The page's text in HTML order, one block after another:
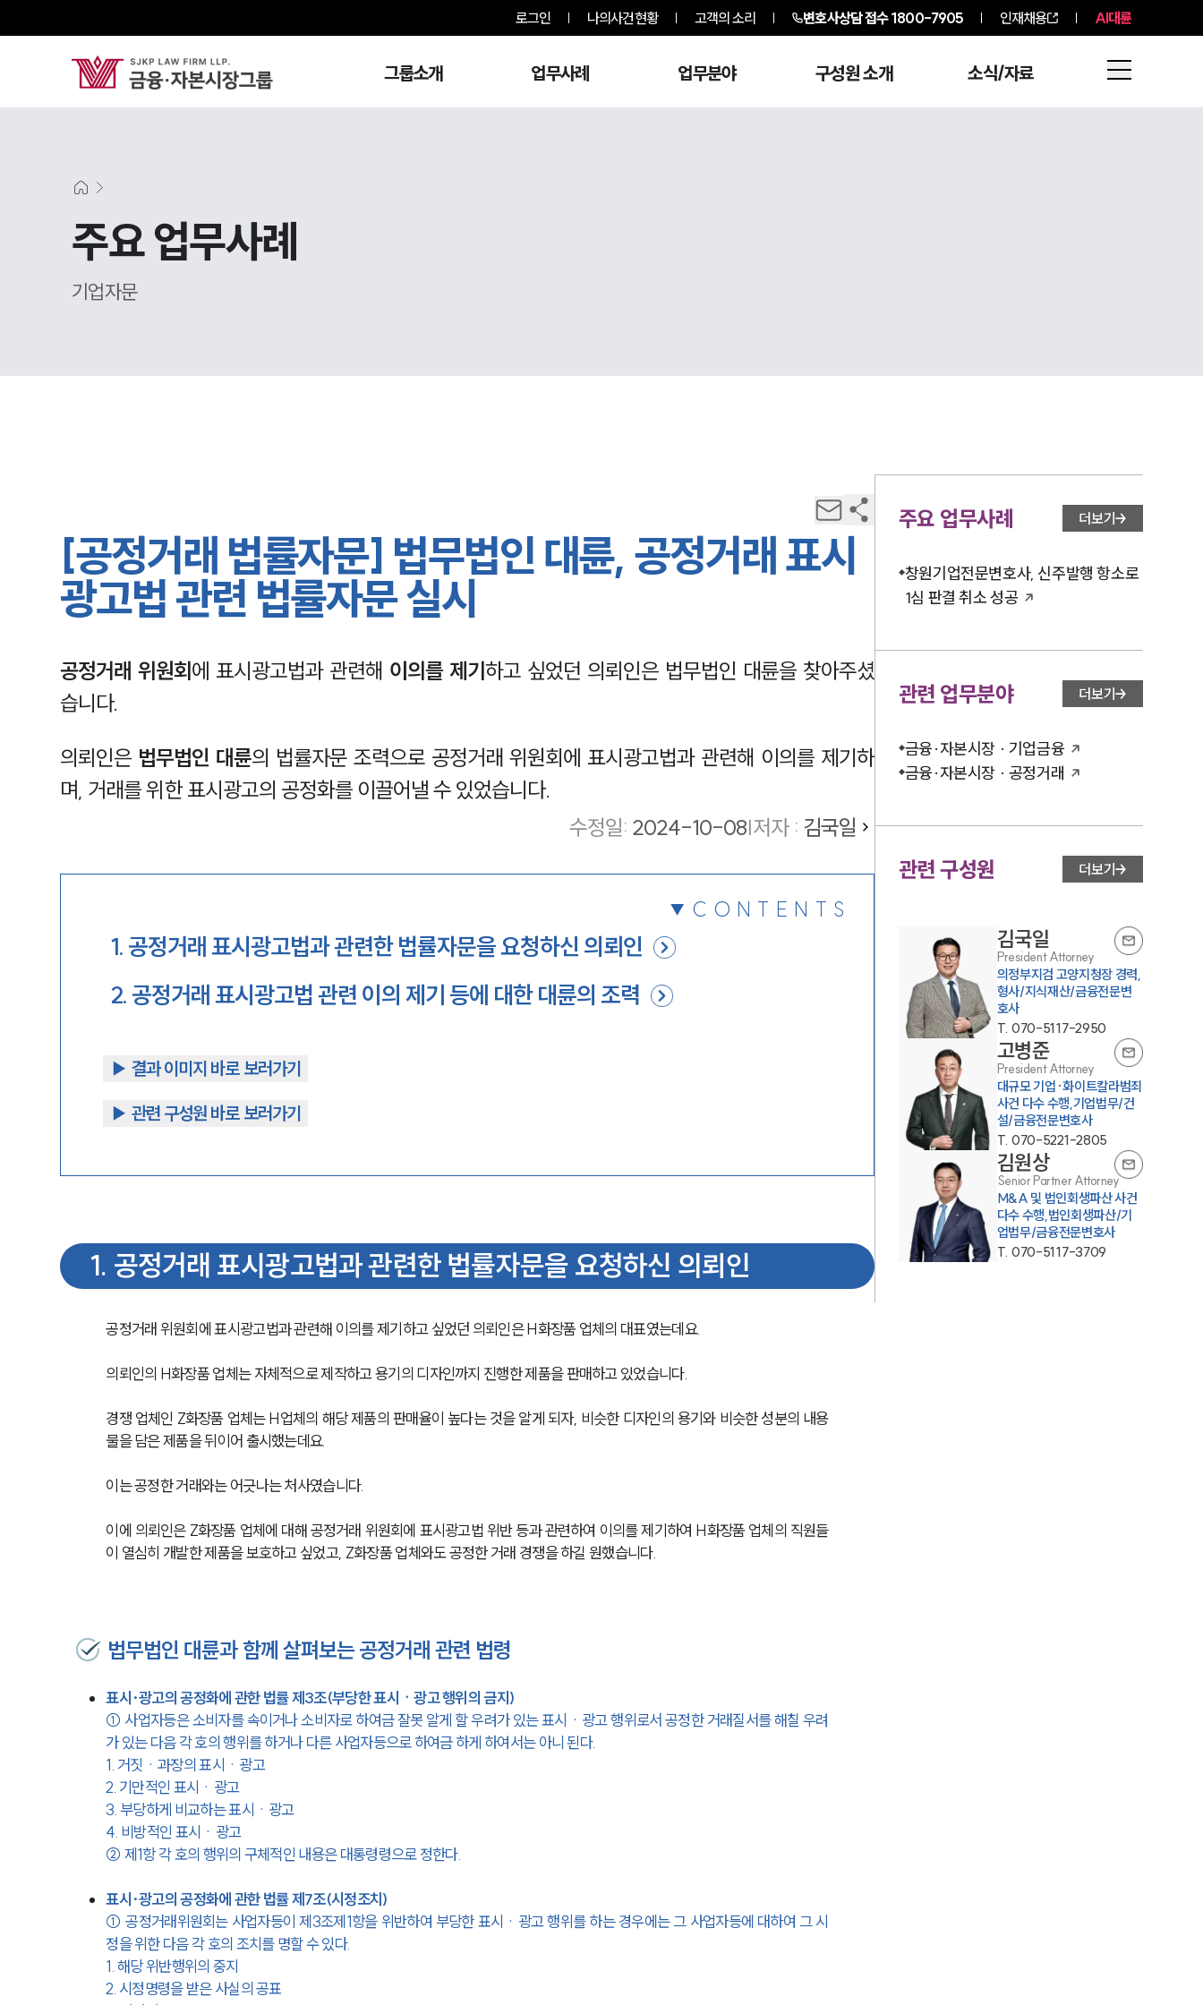
로그인 나의사건현황 고객의 소리 변호사상담 접수1800-7905 인재채용 AI대륜
그룹소개 업무사례 업무분야 구성원 소개 소식/자료
주요 업무사례
기업자문
[공정거래 법률자문] 법무법인 대륜, 공정거래 표시
광고법 관련 법률자문 실시
공정거래 위원회에 표시광고법과 관련해 이의를 제기하고 싶었던 의뢰인은 법무법인 대륜을 찾아주셨
습니다.
의뢰인은 법무법인 대륜의 법률자문 조력으로 공정거래 위원회에 표시광고법과 관련해 이의를 제기하
며, 거래를 위한 표시광고의 공정화를 이끌어낼 수 있었습니다.
수정일: 2024-10-08|저자 : 김국일
CONTENTS
1. 공정거래 표시광고법과 관련한 법률자문을 요청하신 의뢰인
2. 공정거래 표시광고법 관련 이의 제기 등에 대한 대륜의 조력
▶︎ 결과 이미지 바로 보러가기
▶︎ 관련 구성원 바로 보러가기
1. 공정거래 표시광고법과 관련한 법률자문을 요청하신 의뢰인
공정거래 위원회에 표시광고법과 관련해 이의를 제기하고 싶었던 의뢰인은 H화장품 업체의 대표였는데요.
의뢰인의 H화장품 업체는 자체적으로 제작하고 용기의 디자인까지 진행한 제품을 판매하고 있었습니다.
경쟁 업체인 Z화장품 업체는 H업체의 해당 제품의 판매율이 높다는 것을 알게 되자, 비슷한 디자인의 용기와 비슷한 성분의 내용
물을 담은 제품을 뒤이어 출시했는데요.
이는 공정한 거래와는 어긋나는 처사였습니다.
이에 의뢰인은 Z화장품 업체에 대해 공정거래 위원회에 표시광고법 위반 등과 관련하여 이의를 제기하여 H화장품 업체의 직원들
이 열심히 개발한 제품을 보호하고 싶었고, Z화장품 업체와도 공정한 거래 경쟁을 하길 원했습니다.
법무법인 대륜과 함께 살펴보는 공정거래 관련 법령
표시·광고의 공정화에 관한 법률 제3조(부당한 표시ㆍ광고 행위의 금지)
① 사업자등은 소비자를 속이거나 소비자로 하여금 잘못 알게 할 우려가 있는 표시ㆍ광고 행위로서 공정한 거래질서를 해칠 우려
가 있는 다음 각 호의 행위를 하거나 다른 사업자등으로 하여금 하게 하여서는 아니 된다.
1. 거짓ㆍ과장의 표시ㆍ광고
2. 기만적인 표시ㆍ광고
3. 부당하게 비교하는 표시ㆍ광고
4. 비방적인 표시ㆍ광고
② 제1항 각 호의 행위의 구체적인 내용은 대통령령으로 정한다.
표시·광고의 공정화에 관한 법률 제7조(시정조치)
① 공정거래위원회는 사업자등이 제3조제1항을 위반하여 부당한 표시ㆍ광고 행위를 하는 경우에는 그 사업자등에 대하여 그 시
정을 위한 다음 각 호의 조치를 명할 수 있다.
1. 해당 위반행위의 중지
2. 시정명령을 받은 사실의 공표
주요 업무사례 더보기
창원기업전문변호사, 신주발행 항소로
1심 판결 취소 성공
관련 업무분야 더보기
금융·자본시장 · 기업금융
금융·자본시장 · 공정거래
관련 구성원 더보기
김국일
President Attorney
의정부지검 고양지청장 경력,
형사/지식재산/금융전문변
호사
T. 070-5117-2950
고병준
President Attorney
대규모 기업·화이트칼라범죄
사건 다수 수행,기업법무/건
설/금융전문변호사
T. 070-5221-2805
김원상
Senior Partner Attorney
M&A 및 법인회생파산 사건
다수 수행,법인회생파산/기
업법무/금융전문변호사
T. 070-5117-3709